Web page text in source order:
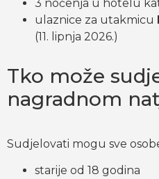
3 noćenja u hotelu
ulaznice za utakmicu
(11. lipnja 2026.)
Tko može
nagradnom
Sudjelovati mogu sve
starije od 18 godina